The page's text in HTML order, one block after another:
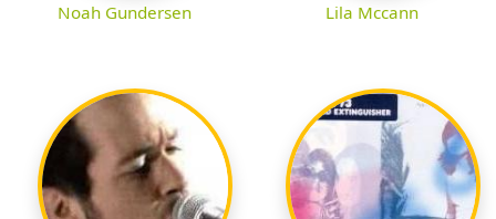
Noah Gundersen Lila Mccann